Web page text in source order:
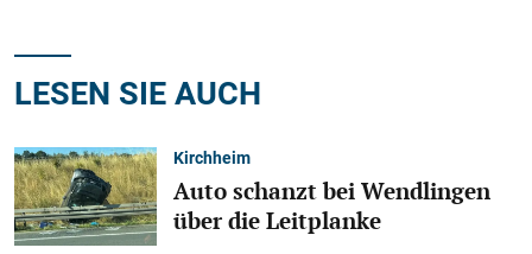
LESEN SIE AUCH
Kirchheim
Auto schanzt bei Wendlingen
über die Leitplanke